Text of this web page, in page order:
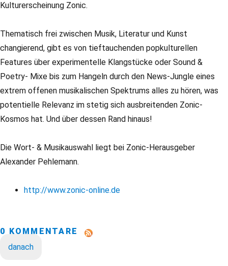
Kulturerscheinung Zonic.
Thematisch frei zwischen Musik, Literatur und Kunst
changierend, gibt es von tieftauchenden popkulturellen
Features über experimentelle Klangstücke oder Sound &
Poetry- Mixe bis zum Hangeln durch den News-Jungle eines
extrem offenen musikalischen Spektrums alles zu hören, was
potentielle Relevanz im stetig sich ausbreitenden Zonic-
Kosmos hat. Und über dessen Rand hinaus!
Die Wort- & Musikauswahl liegt bei Zonic-Herausgeber
Alexander Pehlemann.
http://www.zonic-online.de
0 KOMMENTARE
danach